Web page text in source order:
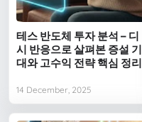
테스 반도체 투자 분석 – 디
시 반응으로 살펴본 증설 기
대와 고수익 전략 핵심 정리
14 December, 2025